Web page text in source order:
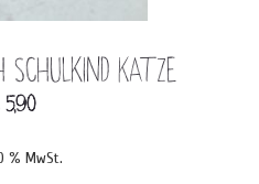
Katze
5,90
% MwSt.